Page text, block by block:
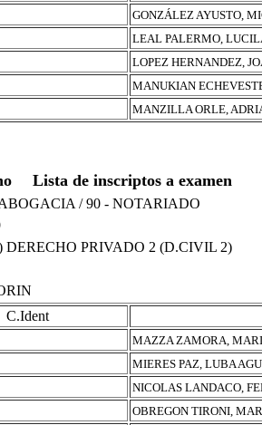
GONZÁLEZ AYUSTO,
LEAL PALERMO,
LOPEZ HERNANDEZ,
MANUKIAN
MANZILLA ORLE,
Lista de inscriptos a examen
/ 90 - NOTARIADO
DERECHO PRIVADO 2 (D.CIVIL 2)
C.Ident
MAZZA ZAMORA,
MIERES PAZ, LUBA
NICOLAS LANDACO,
OBREGON TIRONI,